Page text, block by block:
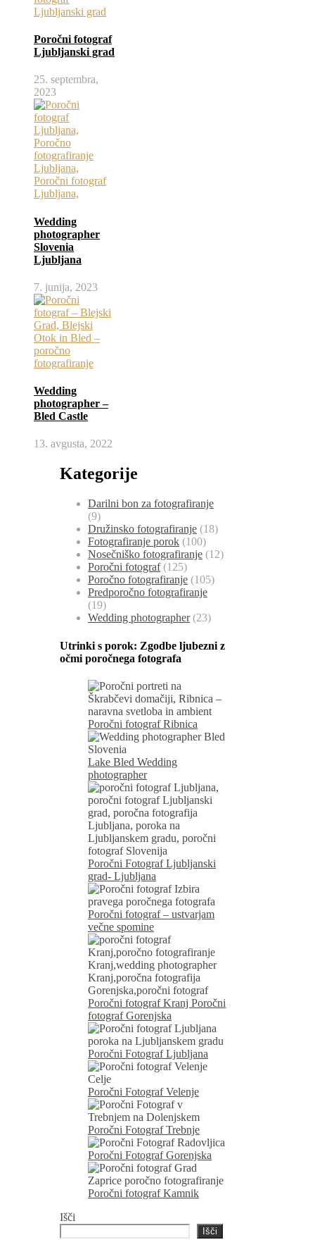
Poročni fotograf
Ljubljanski grad
25. septembra,
2023
Wedding
photographer
Slovenia
Ljubljana
7. junija, 2023
Wedding
photographer –
Bled Castle
13. avgusta, 2022
Kategorije
Darilni bon za fotografiranje
(9)
Družinsko fotografiranje (18)
Fotografiranje porok (100)
Nosečniško fotografiranje (12)
Poročni fotograf(125)
Poročno fotografiranje (105)
Predporočno fotografiranje
(19)
Wedding photographer(23)
Utrinki s porok: Zgodbe ljubezni z
očmi poročnega fotografa
Poročni fotograf Ribnica
Lake Bled Wedding
photographer
Poročni Fotograf Ljubljanski
grad- Ljubljana
Poročni fotograf – ustvarjam
večne spomine
Poročni fotograf Kranj Poročni
fotograf Gorenjska
Poročni Fotograf Ljubljana
Poročni Fotograf Velenje
Poročni Fotograf Trebnje
Poročni Fotograf Gorenjska
Poročni fotograf Kamnik
Išči
Išči